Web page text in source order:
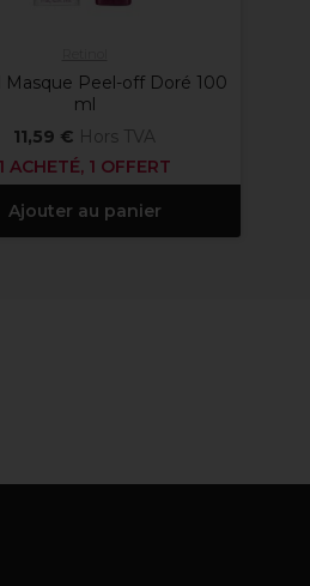
Masque Peel-off Doré 100
ml
11,59 € Hors TVA
1 ACHETÉ, 1 OFFERT
Ajouter au panier